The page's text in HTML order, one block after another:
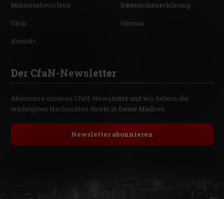
Missionsberichten
Shop
Kontakt
Datenschutzerklärung
Glossar
Der CfaN-Newsletter
Abonniere unseren CfaN-Newsletter und wir liefern die
wichtigsten Nachrichten direkt in Deine Mailbox.
Newsletter abonnieren